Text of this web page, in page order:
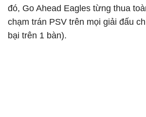
đó, Go Ahead Eagles từng thua
chạm trán PSV trên mọi giải đấu
bại trên 1 bàn).